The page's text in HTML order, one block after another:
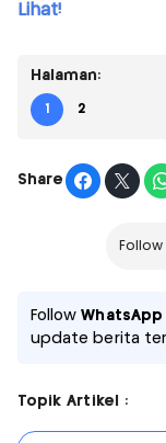
Lihat!
Halaman:
1 2
Share
Follow
update berita
Topik Artikel :